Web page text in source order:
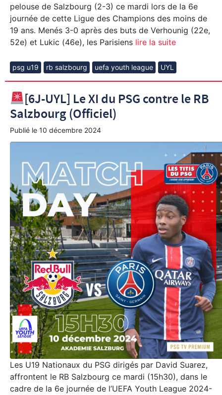
pelouse de Salzbourg (2-3) ce mardi lors de la 6e
journée de cette Ligue des Champions des moins de
19 ans. Menés 3-0 après des buts de Verhounig (22e,
52e) et Lukic (46e), les Parisiens lire la suite
psg u19 rb salzbourg uefa youth league UYL
[6J-UYL] Le XI du PSG contre le RB
Salzbourg (Officiel)
Publié le 10 décembre 2024
Les U19 Nationaux du PSG dirigés par David Suarez,
affrontent le RB Salzbourg ce mardi (15h30), dans le
cadre de la 6e journée de l’UEFA Youth League 2024-